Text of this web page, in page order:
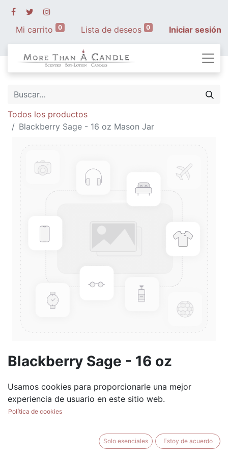
Mi carrito 0 Lista de deseos 0 Iniciar sesión
Todos los productos
Blackberry Sage - 16 oz Mason Jar
Blackberry Sage - 16 oz
(0 reseña)
$17.99
Usamos cookies para proporcionarle una mejor
experiencia de usuario en este sitio web.
Política de cookies
Solo esenciales Estoy de acuerdo